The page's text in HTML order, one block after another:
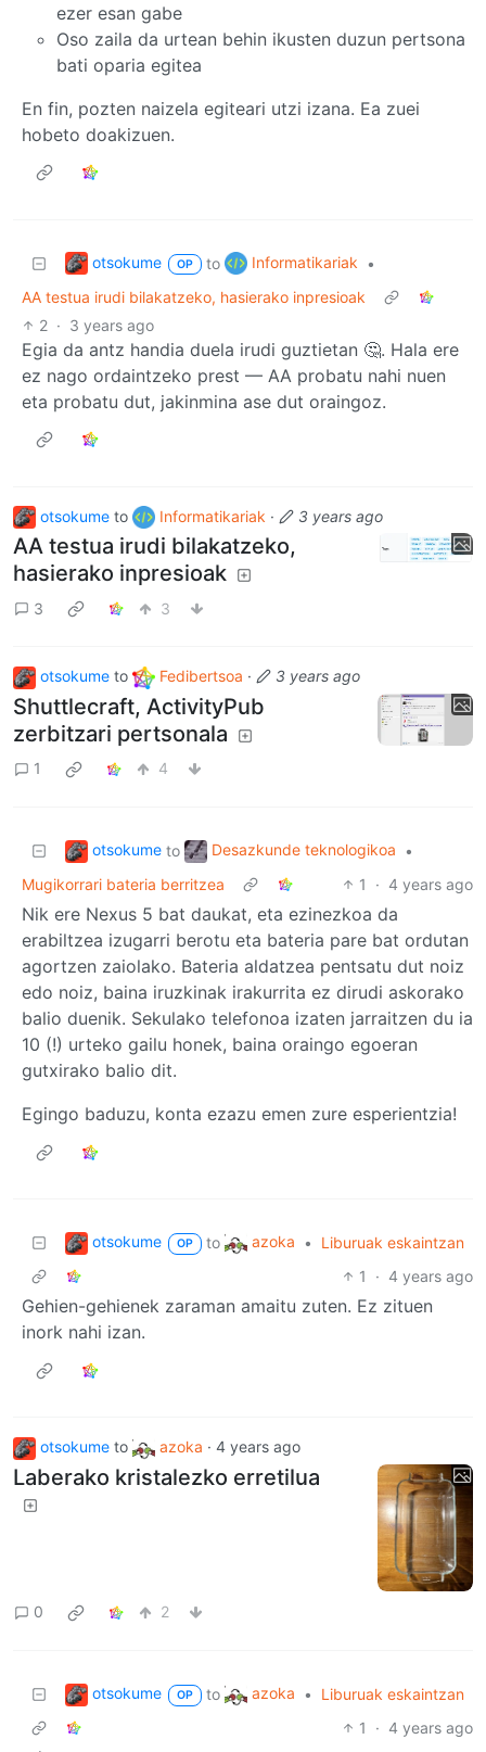
ezer esan gabe
Oso zaila da urtean behin ikusten duzun pertsona
bati oparia egitea
En fin, pozten naizela egiteari utzi izana. Ea zuei
hobeto doakizuen.
otsokume OP to Informatikariak
•
AA testua irudi bilakatzeko, hasierako inpresioak
2 · 3 years ago
Egia da antz handia duela irudi guztietan 🤔. Hala ere
ez nago ordaintzeko prest — AA probatu nahi nuen
eta probatu dut, jakinmina ase dut oraingoz.
otsokume to Informatikariak · 3 years ago
AA testua irudi bilakatzeko,
hasierako inpresioak
3 3
otsokume to Fedibertsoa · 3 years ago
Shuttlecraft, ActivityPub
zerbitzari pertsonala
1 4
otsokume to Desazkunde teknologikoa
•
Mugikorrari bateria berritzea
1 · 4 years ago
Nik ere Nexus 5 bat daukat, eta ezinezkoa da
erabiltzea izugarri berotu eta bateria pare bat ordutan
agortzen zaiolako. Bateria aldatzea pentsatu dut noiz
edo noiz, baina iruzkinak irakurrita ez dirudi askorako
balio duenik. Sekulako telefonoa izaten jarraitzen du ia
10 (!) urteko gailu honek, baina oraingo egoeran
gutxirako balio dit.
Egingo baduzu, konta ezazu emen zure esperientzia!
otsokume OP to azoka •
Liburuak eskaintzan
1
· 4 years ago
Gehien-gehienek zaraman amaitu zuten. Ez zituen
inork nahi izan.
otsokume to azoka · 4 years ago
Laberako kristalezko erretilua
0 2
otsokume OP to azoka •
Liburuak eskaintzan
1
· 4 years ago